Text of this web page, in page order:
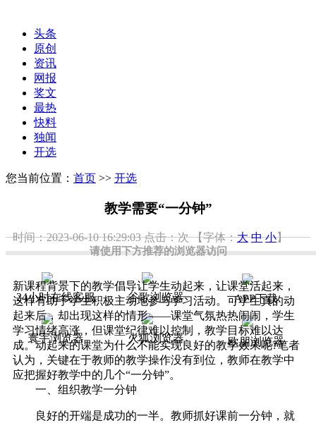
请使用下方推荐的浏览器访问
24小时在线客服 谷歌浏览器 APP下载
寰宇浏览器 火狐浏览器 欧朋浏览器
头条
原创
资讯
网报
奖文
最热
快料
独闻
开选
您当前位置： 首页 >> 开选
教学需要“一分钟”
时间：2023-06-10 16:29:03点击：次 【字体：大 中 小】
新课程背景下的教学倡导让学生动起来，让课堂活起来，
这样有助于学生积极主动地参与学习活动。可学生真的动
起来后，却出现这样的情形——课堂气氛热热闹闹，学生
学习情绪高涨，但课堂纪律难以控制，教学目标难以达
成。动起来的课堂为什么不能实现良好的教学效果呢?笔者
认为，关键在于教师的教学操作没有到位，教师在教学中
应把握好教学中的几个“一分钟”。
一、组织教学一分钟
良好的开端是成功的一半。教师抓好课前一分钟，就